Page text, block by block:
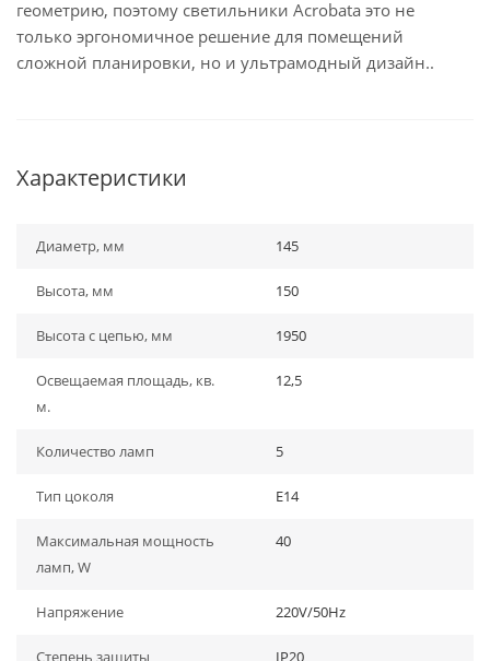
геометрию, поэтому светильники Acrobata это не
только эргономичное решение для помещений
сложной планировки, но и ультрамодный дизайн..
Характеристики
Диаметр, мм 145
Высота, мм 150
Высота с цепью, мм 1950
Освещаемая площадь, кв.
м.
12,5
Количество ламп 5
Тип цоколя E14
Максимальная мощность
ламп, W
40
Напряжение 220V/50Hz
Степень защиты IP20